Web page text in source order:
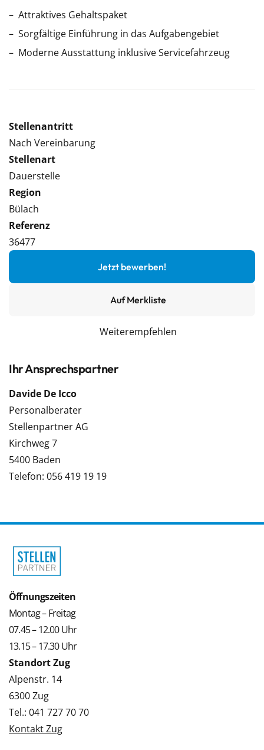
Attraktives Gehaltspaket
Sorgfältige Einführung in das Aufgabengebiet
Moderne Ausstattung inklusive Servicefahrzeug
Stellenantritt
Nach Vereinbarung
Stellenart
Dauerstelle
Region
Bülach
Referenz
36477
Jetzt bewerben!
Auf Merkliste
Weiterempfehlen
Ihr Ansprechspartner
Davide De Icco
Personalberater
Stellenpartner AG
Kirchweg 7
5400 Baden
Telefon: 056 419 19 19
Öffnungszeiten
Montag – Freitag
07.45 – 12.00 Uhr
13.15 – 17.30 Uhr
Standort Zug
Alpenstr. 14
6300 Zug
Tel.: 041 727 70 70
Kontakt Zug